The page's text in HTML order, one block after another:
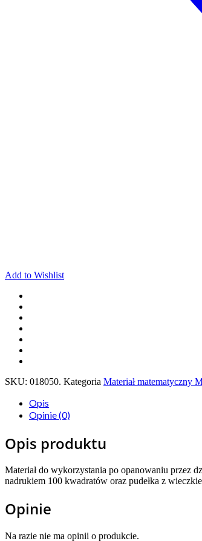
Add to Wishlist
SKU: 018050. Kategoria Materiał matematyczny
Opis
Opinie (0)
Opis produktu
Materiał do wykorzystania po opanowaniu przez
nadrukiem 100 kwadratów oraz pudełka z
Opinie
Na razie nie ma opinii o produkcie.